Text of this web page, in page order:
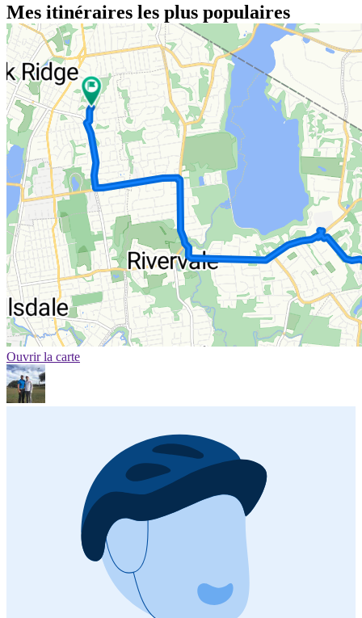
Mes itinéraires les plus populaires
Ouvrir la carte